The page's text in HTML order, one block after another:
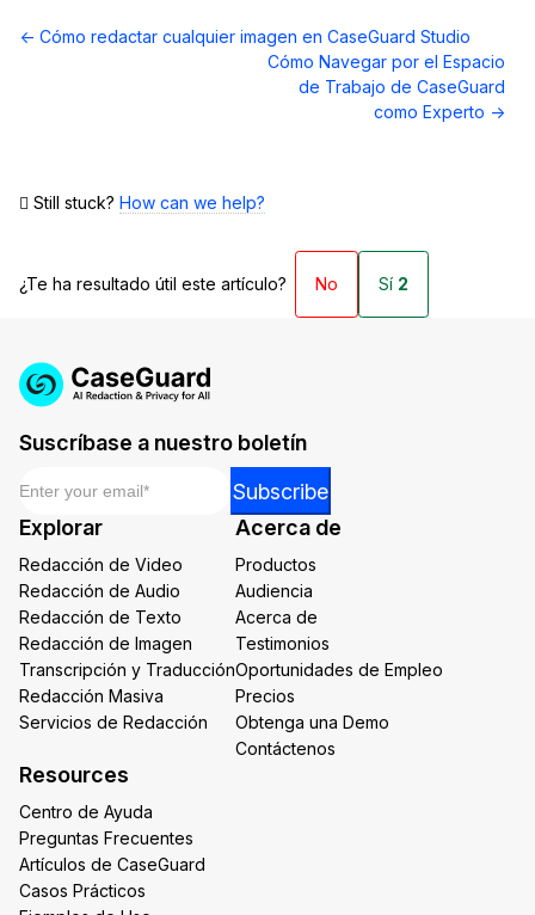
Navegación
← Cómo redactar cualquier imagen en CaseGuard Studio
Cómo Navegar por el Espacio
de Trabajo de CaseGuard
como Experto →
Still stuck? How can we help?
¿Te ha resultado útil este artículo? No Sí 2
Suscríbase a nuestro boletín
Email
Subscribe
Explorar
Redacción de Video
Redacción de Audio
Redacción de Texto
Redacción de Imagen
Transcripción y Traducción
Redacción Masiva
Servicios de Redacción
Acerca de
Productos
Audiencia
Acerca de
Testimonios
Oportunidades de Empleo
Precios
Obtenga una Demo
Contáctenos
Resources
Centro de Ayuda
Preguntas Frecuentes
Artículos de CaseGuard
Casos Prácticos